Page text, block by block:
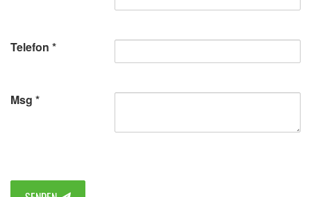
Telefon
Msg